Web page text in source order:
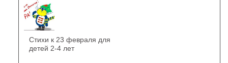
Стихи к 23 февраля для
детей 2-4 лет